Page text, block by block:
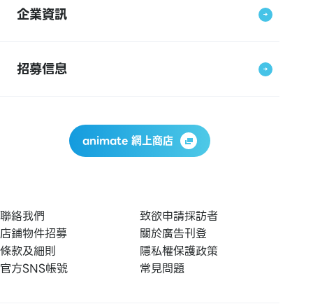
企業資訊
招募信息
animate 網上商店
聯絡我們
致欲申請採訪者
店鋪物件招募
關於廣告刊登
條款及細則
隱私權保護政策
官方SNS帳號
常見問題